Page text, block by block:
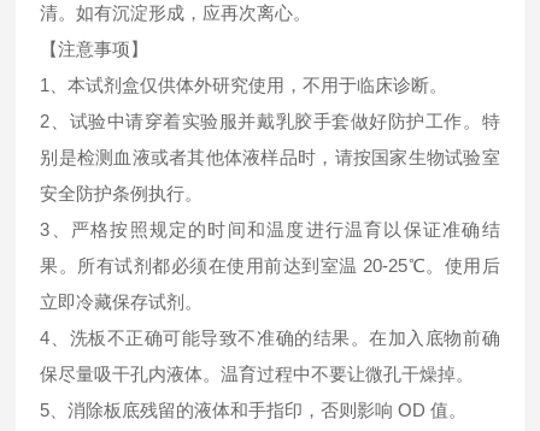
清。如有沉淀形成，应再次离心。
【注意事项】
1、本试剂盒仅供体外研究使用，不用于临床诊断。
2、试验中请穿着实验服并戴乳胶手套做好防护工作。特
别是检测血液或者其他体液样品时，请按国家生物试验室
安全防护条例执行。
3、严格按照规定的时间和温度进行温育以保证准确结
果。所有试剂都必须在使用前达到室温 20-25℃。使用后
立即冷藏保存试剂。
4、洗板不正确可能导致不准确的结果。在加入底物前确
保尽量吸干孔内液体。温育过程中不要让微孔干燥掉。
5、消除板底残留的液体和手指印，否则影响 OD 值。